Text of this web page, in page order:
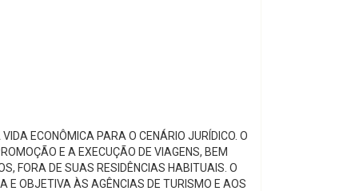
ECONÔMICA PARA O CENÁRIO JURÍDICO. O
E A EXECUÇÃO DE VIAGENS, BEM
FORA DE SUAS RESIDÊNCIAS HABITUAIS. O
E OBJETIVA ÀS AGÊNCIAS DE TURISMO E AOS